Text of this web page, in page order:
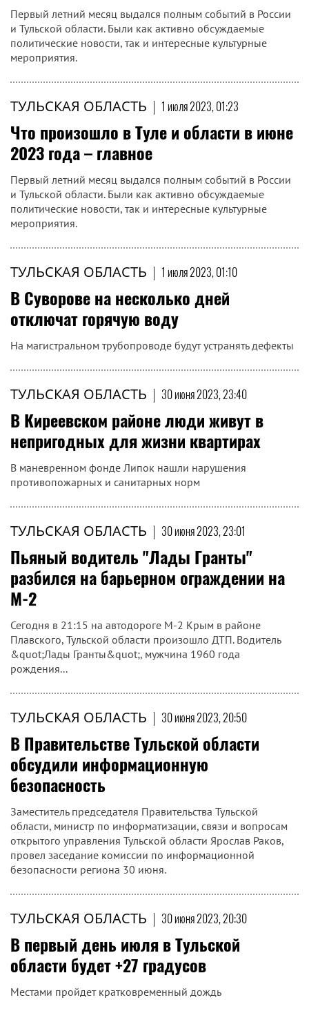
Первый летний месяц выдался полным событий в России
и Тульской области. Были как активно обсуждаемые
политические новости, так и интересные культурные
мероприятия.
ТУЛЬСКАЯ ОБЛАСТЬ | 1 июля 2023, 01:23
Что произошло в Туле и области в июне
2023 года – главное
Первый летний месяц выдался полным событий в России
и Тульской области. Были как активно обсуждаемые
политические новости, так и интересные культурные
мероприятия.
ТУЛЬСКАЯ ОБЛАСТЬ | 1 июля 2023, 01:10
В Суворове на несколько дней
отключат горячую воду
На магистральном трубопроводе будут устранять дефекты
ТУЛЬСКАЯ ОБЛАСТЬ | 30 июня 2023, 23:40
В Киреевском районе люди живут в
непригодных для жизни квартирах
В маневренном фонде Липок нашли нарушения
противопожарных и санитарных норм
ТУЛЬСКАЯ ОБЛАСТЬ | 30 июня 2023, 23:01
Пьяный водитель "Лады Гранты"
разбился на барьерном ограждении на
М-2
Сегодня в 21:15 на автодороге М-2 Крым в районе
Плавского, Тульской области произошло ДТП. Водитель
&quot;Лады Гранты&quot;, мужчина 1960 года
рождения...
ТУЛЬСКАЯ ОБЛАСТЬ | 30 июня 2023, 20:50
В Правительстве Тульской области
обсудили информационную
безопасность
Заместитель председателя Правительства Тульской
области, министр по информатизации, связи и вопросам
открытого управления Тульской области Ярослав Раков,
провел заседание комиссии по информационной
безопасности региона 30 июня.
ТУЛЬСКАЯ ОБЛАСТЬ | 30 июня 2023, 20:30
В первый день июля в Тульской
области будет +27 градусов
Местами пройдет кратковременный дождь